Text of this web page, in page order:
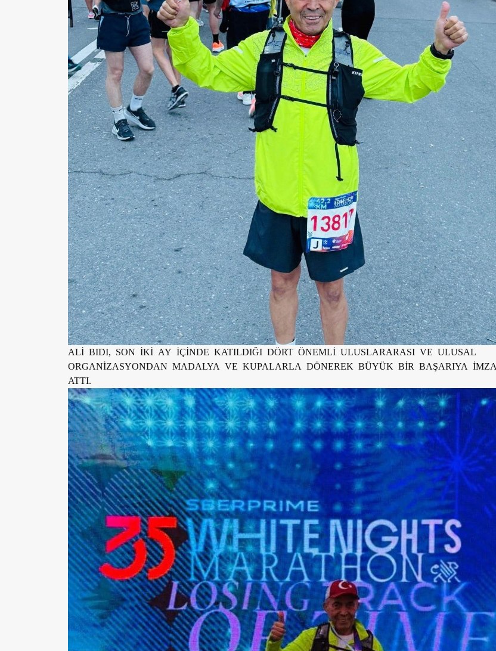
ALİ BIDI, SON İKİ AY İÇİNDE KATILDIĞI DÖRT ÖNEMLİ ULUSLARARASI VE ULUSAL
ORGANİZASYONDAN MADALYA VE KUPALARLA DÖNEREK BÜYÜK BİR BAŞARIYA İMZA
ATTI.